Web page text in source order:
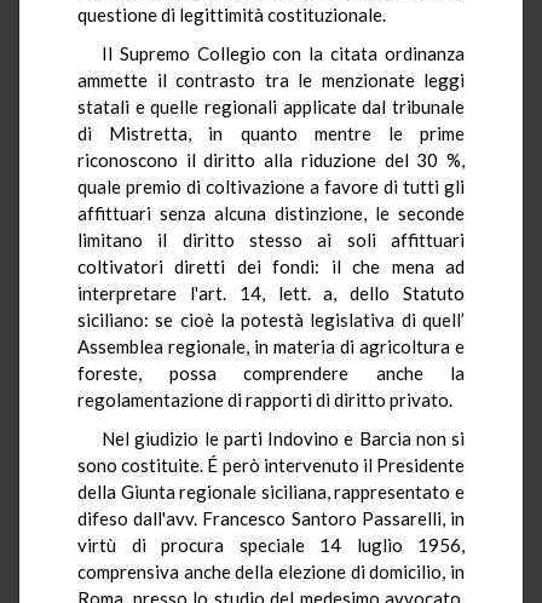
questione di legittimità costituzionale.
Il Supremo Collegio con la citata ordinanza
ammette il contrasto tra le menzionate leggi
statali e quelle regionali applicate dal tribunale
di Mistretta, in quanto mentre le prime
riconoscono il diritto alla riduzione del 30 %,
quale premio di coltivazione a favore di tutti gli
affittuari senza alcuna distinzione, le seconde
limitano il diritto stesso ai soli affittuari
coltivatori diretti dei fondi: il che mena ad
interpretare l'art. 14, lett. a, dello Statuto
siciliano: se cioè la potestà legislativa di quell’
Assemblea regionale, in materia di agricoltura e
foreste, possa comprendere anche la
regolamentazione di rapporti di diritto privato.
Nel giudizio le parti Indovino e Barcia non si
sono costituite. É però intervenuto il Presidente
della Giunta regionale siciliana, rappresentato e
difeso dall'avv. Francesco Santoro Passarelli, in
virtù di procura speciale 14 luglio 1956,
comprensiva anche della elezione di domicilio, in
Roma, presso lo studio del medesimo avvocato,